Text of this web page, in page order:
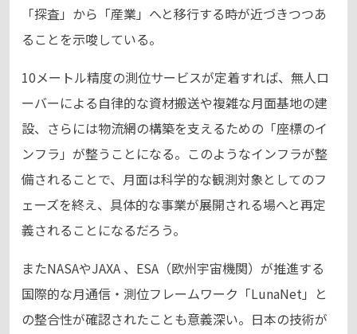
「探査」から「産業」へと移行する時が近づきつつあ
ることを示唆している。
10メートル精度の測位サービスが定着すれば、無人ロ
ーバーによる自律的な資材搬送や複雑な月面基地の建
設、さらには物流網の構築を支えるための「座標のイ
ンフラ」が整うことになる。このようなインフラが整
備されることで、月面は科学的な観測対象としてのフ
ェーズを終え、具体的な事業が展開される場へと再定
義されることになるだろう。
またNASAやJAXA 、ESA（欧州宇宙機関）が推進する
国際的な月通信・測位フレームワーク「LunaNet」と
の整合性が確認されたことも意義深い。日本の技術が